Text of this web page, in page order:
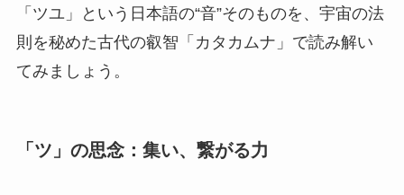
「ツユ」という日本語の“音”そのものを、宇宙の法
則を秘めた古代の叡智「カタカムナ」で読み解い
てみましょう。
「ツ」の思念：集い、繋がる力